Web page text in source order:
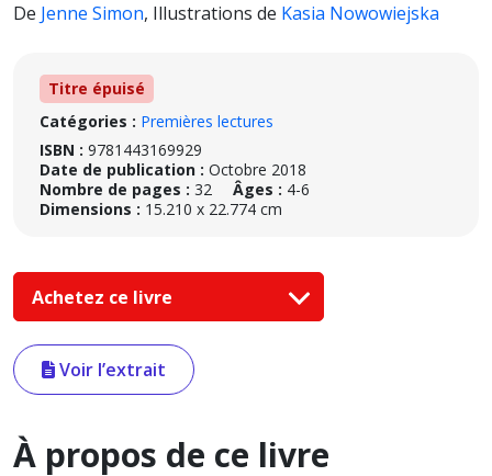
De Jenne Simon, Illustrations de Kasia Nowowiejska
Titre épuisé
Catégories : Premières lectures
ISBN : 9781443169929
Date de publication : Octobre 2018
Nombre de pages : 32 Âges : 4-6
Dimensions : 15.210 x 22.774 cm
Achetez ce livre
Voir l’extrait
À propos de ce livre